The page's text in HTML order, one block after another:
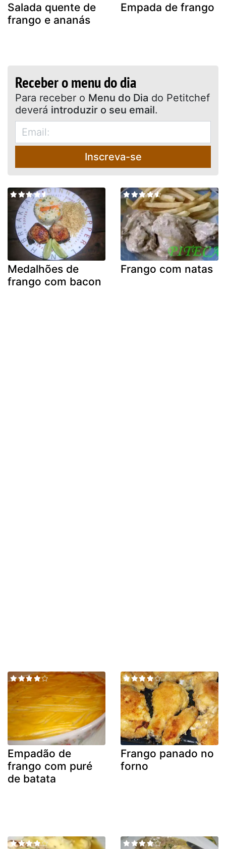
Salada quente de
frango e ananás
Empada de frango
Receber o menu do dia
Para receber o Menu do Dia do Petitchef
deverá introduzir o seu email.
Inscreva-se
Medalhões de
frango com bacon
Frango com natas
Empadão de
frango com puré
de batata
Frango panado no
forno